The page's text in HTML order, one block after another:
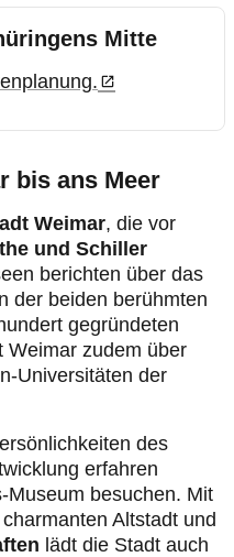
Mitte
bis ans Meer
Weimar, die vor
und Schiller
berichten über das
der beiden berühmten
gegründeten
Weimar zudem über
Universitäten der
des
erfahren
Museum besuchen. Mit
Altstadt und
lädt die Stadt auch